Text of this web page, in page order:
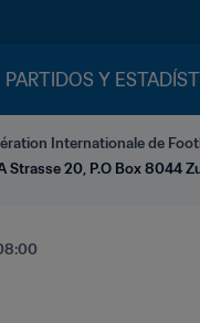
PARTIDOS Y
Internationale de
Strasse 20, P.O Box 8044